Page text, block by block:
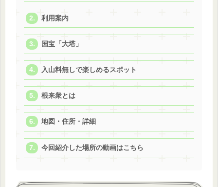
利用案内
国宝「大塔」
入山料無しで楽しめるスポット
根来衆とは
地図・住所・詳細
今回紹介した場所の動画はこちら